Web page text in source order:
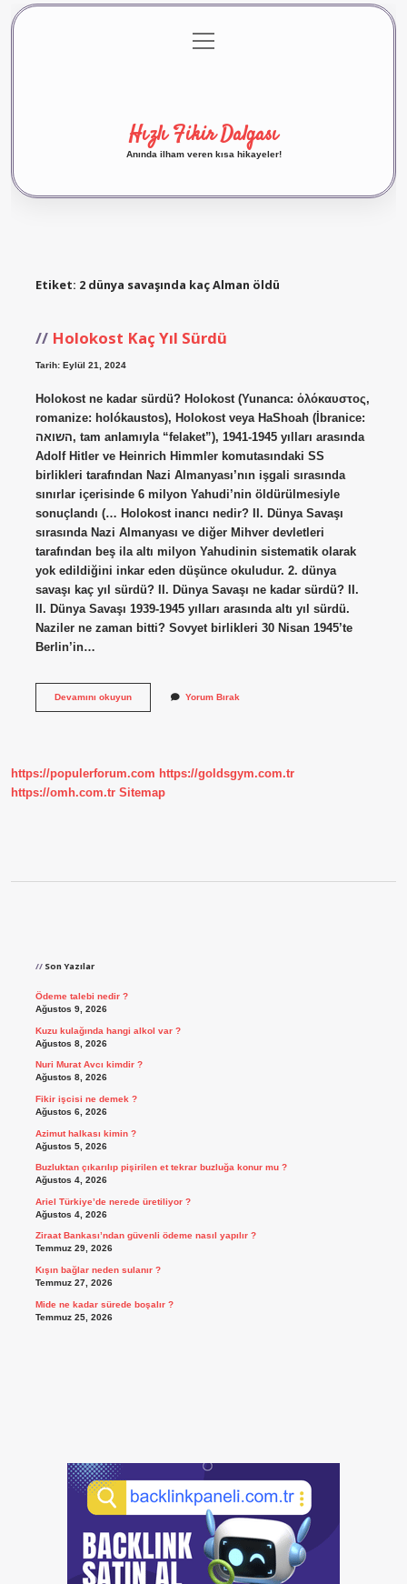
Gizlilik Politikası
menüyü
aç
Hızlı Fikir Dalgası
Anında ilham veren kısa hikayeler!
Etiket: 2 dünya savaşında kaç Alman öldü
Holokost Kaç Yıl Sürdü
Tarih: Eylül 21, 2024
Holokost ne kadar sürdü? Holokost (Yunanca: ὁλόκαυστος,
romanize: holókaustos), Holokost veya HaShoah (İbranice:
השואה, tam anlamıyla “felaket”), 1941-1945 yılları arasında
Adolf Hitler ve Heinrich Himmler komutasındaki SS
birlikleri tarafından Nazi Almanyası’nın işgali sırasında
sınırlar içerisinde 6 milyon Yahudi’nin öldürülmesiyle
sonuçlandı (… Holokost inancı nedir? II. Dünya Savaşı
sırasında Nazi Almanyası ve diğer Mihver devletleri
tarafından beş ila altı milyon Yahudinin sistematik olarak
yok edildiğini inkar eden düşünce okuludur. 2. dünya
savaşı kaç yıl sürdü? II. Dünya Savaşı ne kadar sürdü? II.
II. Dünya Savaşı 1939-1945 yılları arasında altı yıl sürdü.
Naziler ne zaman bitti? Sovyet birlikleri 30 Nisan 1945’te
Berlin’in…
Devamını okuyunHolokost
Yorum Bırak
https://populerforum.com https://goldsgym.com.tr
https://omh.com.tr Sitemap
Son Yazılar
Ödeme talebi nedir ?
Ağustos 9, 2026
Kuzu kulağında hangi alkol var ?
Ağustos 8, 2026
Nuri Murat Avcı kimdir ?
Ağustos 8, 2026
Fikir işcisi ne demek ?
Ağustos 6, 2026
Azimut halkası kimin ?
Ağustos 5, 2026
Buzluktan çıkarılıp pişirilen et tekrar buzluğa konur mu ?
Ağustos 4, 2026
Ariel Türkiye’de nerede üretiliyor ?
Ağustos 4, 2026
Ziraat Bankası’ndan güvenli ödeme nasıl yapılır ?
Temmuz 29, 2026
Kışın bağlar neden sulanır ?
Temmuz 27, 2026
Mide ne kadar sürede boşalır ?
Temmuz 25, 2026